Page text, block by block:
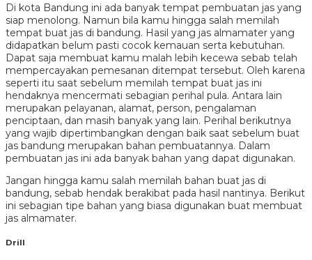
Di kota Bandung ini ada banyak tempat pembuatan jas yang
siap menolong. Namun bila kamu hingga salah memilah
tempat buat jas di bandung. Hasil yang jas almamater yang
didapatkan belum pasti cocok kemauan serta kebutuhan.
Dapat saja membuat kamu malah lebih kecewa sebab telah
mempercayakan pemesanan ditempat tersebut. Oleh karena
seperti itu saat sebelum memilah tempat buat jas ini
hendaknya mencermati sebagian perihal pula. Antara lain
merupakan pelayanan, alamat, person, pengalaman
penciptaan, dan masih banyak yang lain. Perihal berikutnya
yang wajib dipertimbangkan dengan baik saat sebelum buat
jas bandung merupakan bahan pembuatannya. Dalam
pembuatan jas ini ada banyak bahan yang dapat digunakan.
Jangan hingga kamu salah memilah bahan buat jas di
bandung, sebab hendak berakibat pada hasil nantinya. Berikut
ini sebagian tipe bahan yang biasa digunakan buat membuat
jas almamater.
Drill